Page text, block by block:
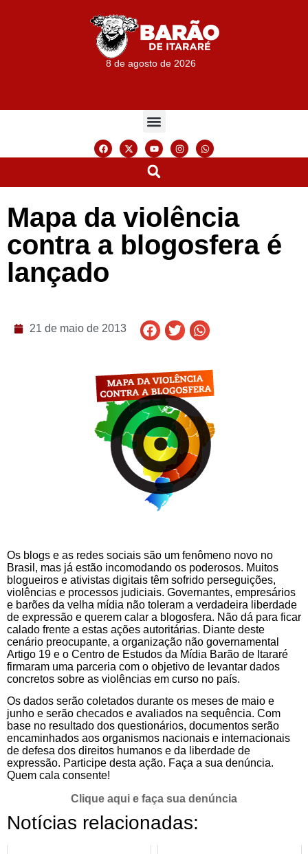
8 de agosto de 2026
Mapa da violência
contra a blogosfera é
lançado
21 de maio de 2013
Os blogs e as redes sociais são um fenômeno novo no
Brasil, mas já estão incomodando os poderosos. Muitos
blogueiros e ativistas digitais têm sofrido perseguições,
violências e processos judiciais. Governantes, empresários
e barões da velha mídia não toleram a verdadeira liberdade
de expressão e querem calar a blogosfera. Não dá para ficar
calado frente a estas ações autoritárias. Diante deste
cenário preocupante, a organização não governamental
Artigo 19 e o Centro de Estudos da Mídia Barão de Itararé
firmaram uma parceria com o objetivo de levantar dados
concretos sobre as violências em curso no país.
Os dados serão coletados durante os meses de maio e
junho e serão checados e avaliados na sequência. Com
base no resultado dos questionários, documentos serão
encaminhados aos organismos nacionais e internacionais
de defesa dos direitos humanos e da liberdade de
expressão. Participe desta ação. Faça a sua denúncia.
Quem cala consente!
Clique aqui e faça sua denúncia
Notícias relacionadas: